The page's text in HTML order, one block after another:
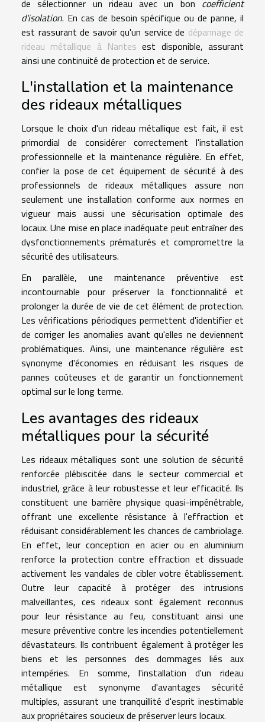
de sélectionner un rideau avec un bon coefficient
d'isolation. En cas de besoin spécifique ou de panne, il
est rassurant de savoir qu'un service de dépannage de
rideau métallique à Nantes est disponible, assurant
ainsi une continuité de protection et de service.
L'installation et la maintenance
des rideaux métalliques
Lorsque le choix d'un rideau métallique est fait, il est
primordial de considérer correctement l'installation
professionnelle et la maintenance régulière. En effet,
confier la pose de cet équipement de sécurité à des
professionnels de rideaux métalliques assure non
seulement une installation conforme aux normes en
vigueur mais aussi une sécurisation optimale des
locaux. Une mise en place inadéquate peut entraîner des
dysfonctionnements prématurés et compromettre la
sécurité des utilisateurs.
En parallèle, une maintenance préventive est
incontournable pour préserver la fonctionnalité et
prolonger la durée de vie de cet élément de protection.
Les vérifications périodiques permettent d'identifier et
de corriger les anomalies avant qu'elles ne deviennent
problématiques. Ainsi, une maintenance régulière est
synonyme d'économies en réduisant les risques de
pannes coûteuses et de garantir un fonctionnement
optimal sur le long terme.
Les avantages des rideaux
métalliques pour la sécurité
Les rideaux métalliques sont une solution de sécurité
renforcée plébiscitée dans le secteur commercial et
industriel, grâce à leur robustesse et leur efficacité. Ils
constituent une barrière physique quasi-impénétrable,
offrant une excellente résistance à l'effraction et
réduisant considérablement les chances de cambriolage.
En effet, leur conception en acier ou en aluminium
renforce la protection contre effraction et dissuade
activement les vandales de cibler votre établissement.
Outre leur capacité à protéger des intrusions
malveillantes, ces rideaux sont également reconnus
pour leur résistance au feu, constituant ainsi une
mesure préventive contre les incendies potentiellement
dévastateurs. Ils contribuent également à protéger les
biens et les personnes des dommages liés aux
intempéries. En somme, l'installation d'un rideau
métallique est synonyme d'avantages sécurité
multiples, assurant une tranquillité d'esprit inestimable
aux propriétaires soucieux de préserver leurs locaux.